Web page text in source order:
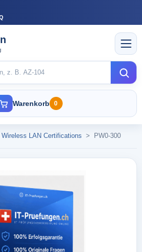
Warenkorb 0
Wireless LAN Certifications > PW0-300